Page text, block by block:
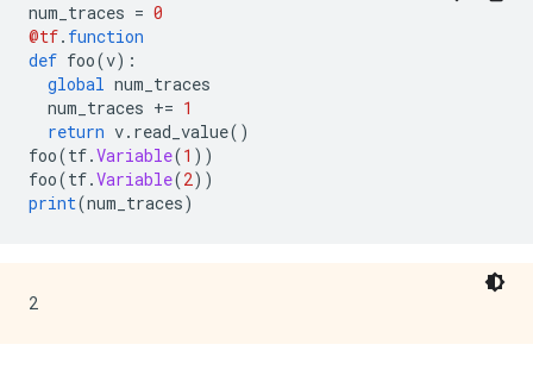
num_traces = 0
@tf. function
def foo(v):
global num_traces
num_traces += 1
return v. read_value()
foo(tf.Variable(1 ))
foo(tf.Variable(2))
print(num_traces)